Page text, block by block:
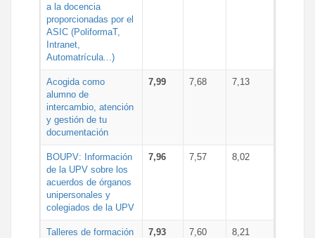
a la docencia
proporcionadas por el
ASIC (PoliformaT,
Intranet,
Automatrícula...)
Acogida como
alumno de
intercambio, atención
y gestión de tu
documentación
7,99 7,68 7,13
BOUPV: Información
de la UPV sobre los
acuerdos de órganos
unipersonales y
colegiados de la UPV
7,96 7,57 8,02
Talleres de formación
7,93 7,60 8,21